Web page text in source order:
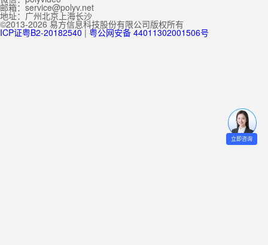
邮箱：service@polyv.net
地址： 广州北京 上海长沙
©2013-2026 易方信息科技股份有限公司版权所有
ICP证粤B2-20182540 | 粤公网安备 44011302001506号
立即咨询